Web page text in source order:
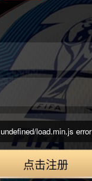
点击注册
undefined/load.min.js error